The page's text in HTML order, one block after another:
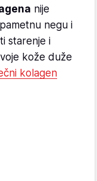
nije
negu i
starenje i
kože duže
kolagen